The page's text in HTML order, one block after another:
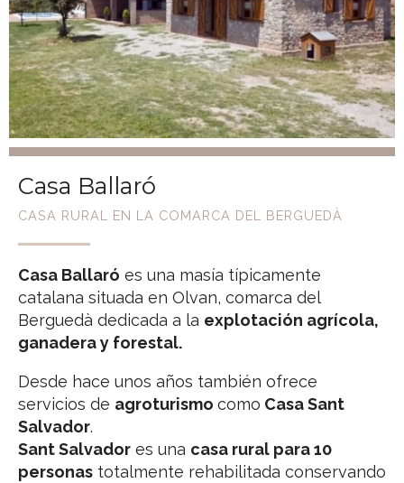
Casa Ballaró
CASA RURAL EN LA COMARCA DEL BERGUEDÀ
Casa Ballaró es una masía típicamente
catalana situada en Olvan, comarca del
Berguedà dedicada a la explotación agrícola,
ganadera y forestal.
Desde hace unos años también ofrece
servicios de agroturismo como Casa Sant
Salvador.
Sant Salvador es una casa rural para 10
personas totalmente rehabilitada conservando